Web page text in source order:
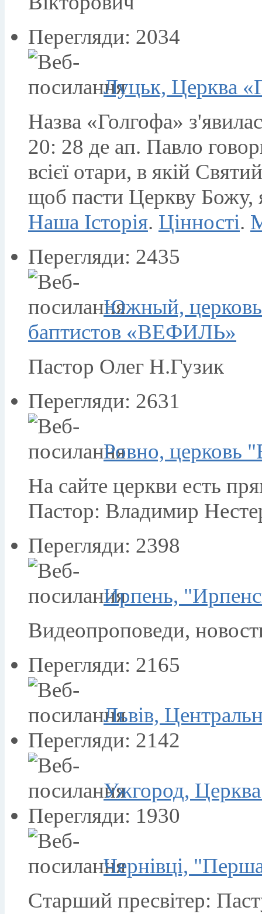
Перегляди: 2034
Луцьк, Церква
Назва «Голгофа»
20: 28 де ап. Павло
всієї отари, в якій
щоб пасти Церкву Божу,
Наша Історія. Цінності.
Перегляди: 2435
Южный, церковь
баптистов «ВЕФИЛЬ»
Пастор Олег Н.Гузик
Перегляди: 2631
Ровно, церковь
На сайте церкви есть
Пастор: Владимир
Перегляди: 2398
Ирпень,
Видеопроповеди,
Перегляди: 2165
Львів,
Перегляди: 2142
Ужгород,
Перегляди: 1930
Чернівці,
Старший пресвітер: